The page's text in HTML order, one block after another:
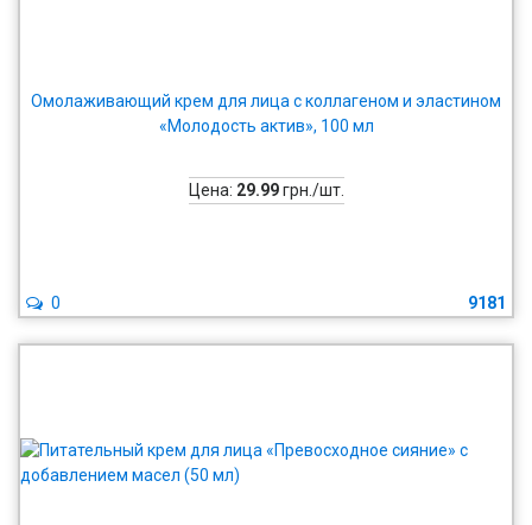
Омолаживающий крем для лица с коллагеном и эластином
«Молодость актив», 100 мл
Цена: 29.99грн./шт.
9181
0